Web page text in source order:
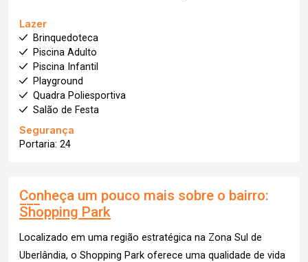
Lazer
Brinquedoteca
Piscina Adulto
Piscina Infantil
Playground
Quadra Poliesportiva
Salão de Festa
Segurança
Portaria: 24
Conheça um pouco mais sobre o bairro:
Shopping Park
Localizado em uma região estratégica na Zona Sul de
Uberlândia, o Shopping Park oferece uma qualidade de vida